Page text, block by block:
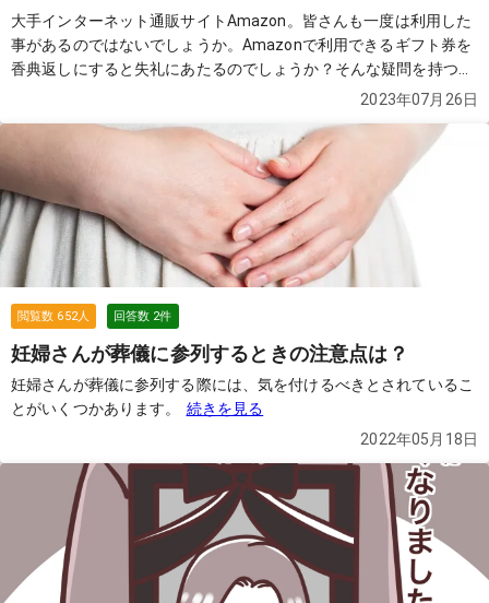
大手インターネット通販サイトAmazon。皆さんも一度は利用した
事があるのではないでしょうか。Amazonで利用できるギフト券を
香典返しにすると失礼にあたるのでしょうか？そんな疑問を持つ質
2023年07月26日
閲覧数 652人 回答数 2件
妊婦さんが葬儀に参列するときの注意点は？
妊婦さんが葬儀に参列する際には、気を付けるべきとされているこ
とがいくつかあります。
続きを見る
2022年05月18日